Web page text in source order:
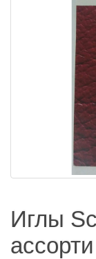
Иглы